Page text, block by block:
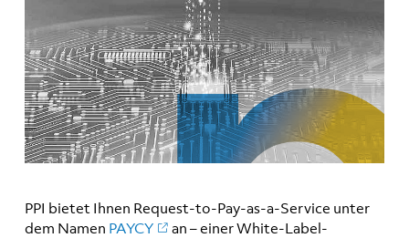
PPI bietet Ihnen Request-to-Pay-as-a-Service unter
dem Namen PAYCY
an – einer White-Label-